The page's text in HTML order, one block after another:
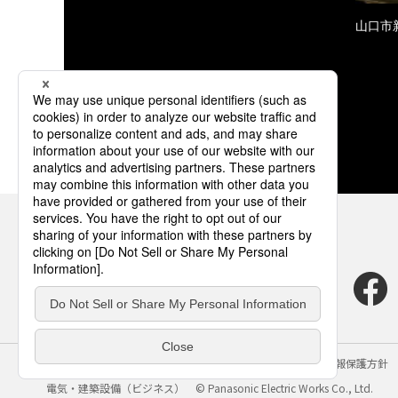
山口市
サイトのご利用にあたって クッキーポリシー
個人情報保護方針
電気・建築設備（ビジネス）
© Panasonic Electric Works Co., Ltd.